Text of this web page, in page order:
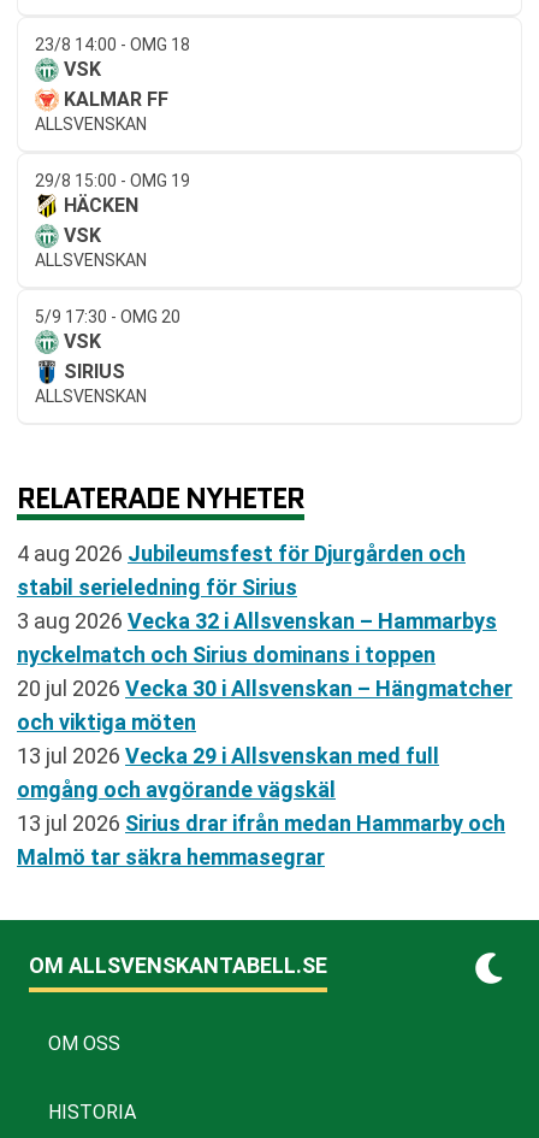
23/8 14:00 - OMG 18
VSK
KALMAR FF
ALLSVENSKAN
29/8 15:00 - OMG 19
HÄCKEN
VSK
ALLSVENSKAN
5/9 17:30 - OMG 20
VSK
SIRIUS
ALLSVENSKAN
RELATERADE NYHETER
4 aug 2026 Jubileumsfest för Djurgården och
stabil serieledning för Sirius
3 aug 2026 Vecka 32 i Allsvenskan – Hammarbys
nyckelmatch och Sirius dominans i toppen
20 jul 2026 Vecka 30 i Allsvenskan – Hängmatcher
och viktiga möten
13 jul 2026 Vecka 29 i Allsvenskan med full
omgång och avgörande vägskäl
13 jul 2026 Sirius drar ifrån medan Hammarby och
Malmö tar säkra hemmasegrar
OM ALLSVENSKANTABELL.SE
OM OSS
HISTORIA